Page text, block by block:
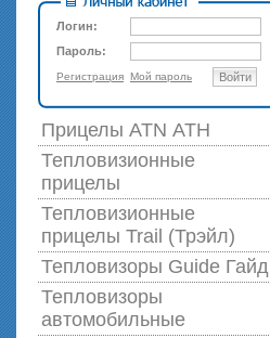
Логин:
Пароль:
Регистрация Мой пароль Войти
Прицелы ATN АТН
Тепловизионные
прицелы
Тепловизионные
прицелы Trail (Трэйл)
Тепловизоры Guide Гайд
Тепловизоры
автомобильные